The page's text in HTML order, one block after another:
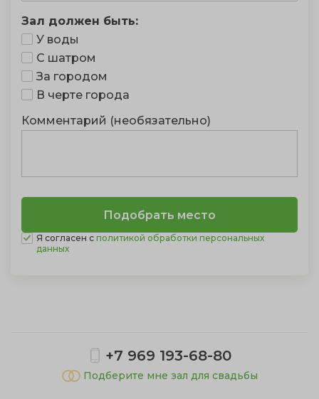
Зал должен быть:
У воды
С шатром
За городом
В черте города
Комментарий (необязательно)
Я согласен с политикой обработки персональных
данных
+7 969 193-68-80
Подберите мне зал для свадьбы